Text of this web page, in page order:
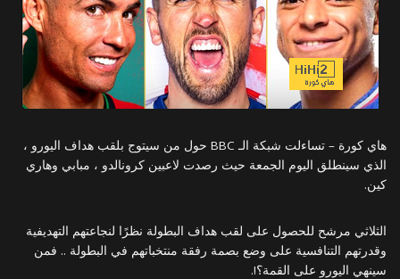
هاي كورة – تساءلت شبكة الـ BBC حول من سيتوج بلقب هداف اليورو ،
الذي سينطلق اليوم الجمعة حيث رصدت لاعبين كرونالدو ، مبابي وهاري
كين.
الثلاثي مرشح للحصول على لقب هداف البطولة نظرًا لنجاعتهم التهديفية
وقدرتهم التنافسية على وضع بصمة رفقة منتخباتهم في البطولة .. فمن
سينهي اليورو على القمة؟!.